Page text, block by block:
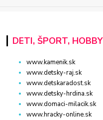
DETI, ŠPORT, HOBBY
www.kamenik.sk
www.detsky-raj.sk
www.detskaradost.sk
www.detsky-hrdina.sk
www.domaci-milacik.sk
www.hracky-online.sk